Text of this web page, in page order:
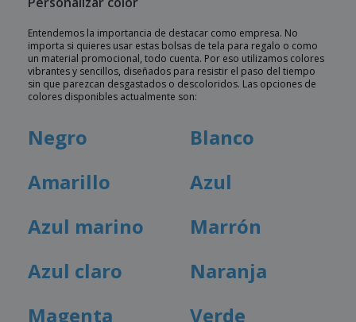
Entendemos la importancia de destacar como empresa. No
importa si quieres usar estas bolsas de tela para regalo o como
un material promocional, todo cuenta. Por eso utilizamos colores
vibrantes y sencillos, diseñados para resistir el paso del tiempo
sin que parezcan desgastados o descoloridos. Las opciones de
colores disponibles actualmente son:
Negro
Blanco
Amarillo
Azul
Azul marino
Marrón
Azul claro
Naranja
Magenta
Verde